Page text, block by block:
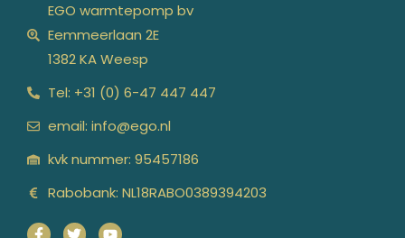
EGO warmtepomp bv
Eemmeerlaan 2E
1382 KA Weesp
Tel: +31 (0) 6-47 447 447
email: info@ego.nl
kvk nummer: 95457186
Rabobank: NL18RABO0389394203